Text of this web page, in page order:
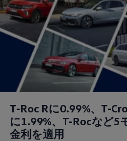
T-Roc Rに0.99%、T-
に1.99%、T-Rocなど5
金利を適用